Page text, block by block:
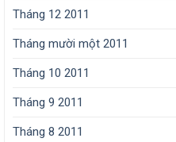
Tháng 12 2011
Tháng mười một 2011
Tháng 10 2011
Tháng 9 2011
Tháng 8 2011